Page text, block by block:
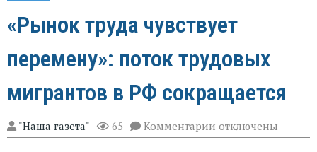
«Рынок труда чувствует
перемену»: поток трудовых
мигрантов в РФ сокращается
"Наша газета" 65 Комментарии к
записи
отключены